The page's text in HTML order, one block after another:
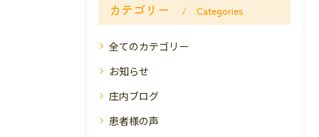
カテゴリー Categories
全てのカテゴリー
お知らせ
庄内ブログ
患者様の声